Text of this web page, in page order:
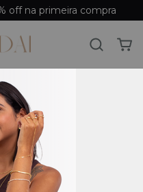
off na primeira compra